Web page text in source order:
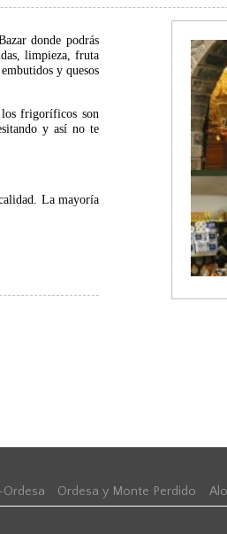
donde podrás
limpieza, fruta
y quesos
frigoríficos son
y así no te
La mayoría
Ordesa y Monte Perdido